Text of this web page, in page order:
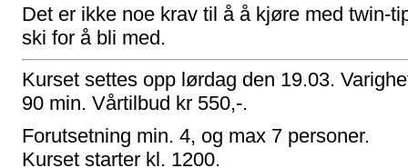
Det er ikke noe krav til å å kjøre med twin-
ski for å bli med.
Kurset settes opp lørdag den 19.03.
90 min. Vårtilbud kr 550,-.
Forutsetning min. 4, og max 7 personer.
Kurset starter kl. 1200.